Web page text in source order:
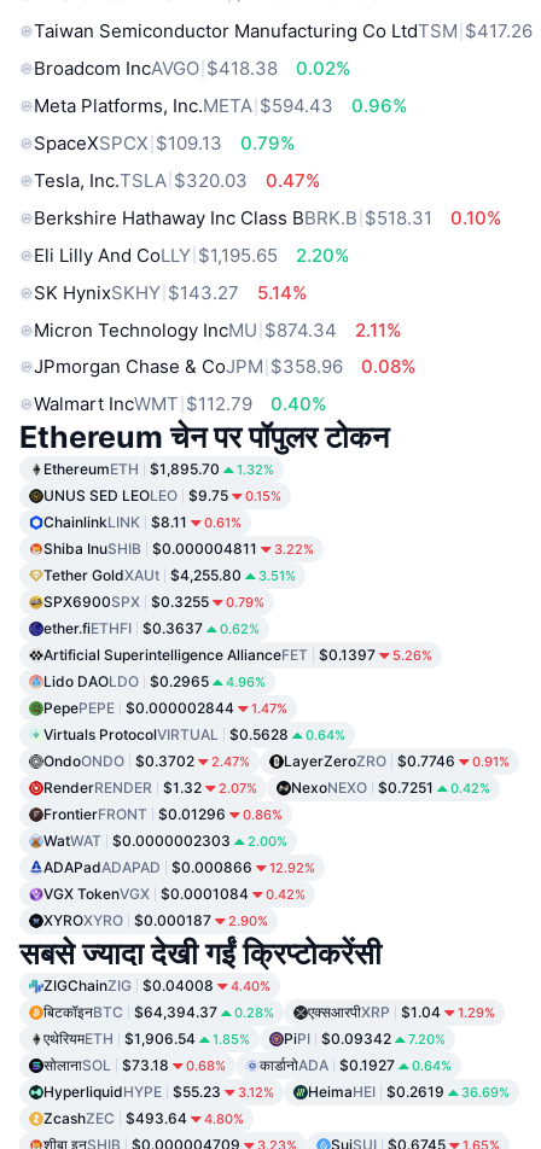
Taiwan Semiconductor Manufacturing Co LtdTSM $417.26
Broadcom IncAVGO $418.38
0.02%
Meta Platforms, Inc.META $594.43
0.96%
SpaceXSPCX $109.13
0.79%
Tesla, Inc.TSLA $320.03
0.47%
Berkshire Hathaway Inc Class BBRK.B $518.31
0.10%
Eli Lilly And CoLLY $1,195.65
2.20%
SK HynixSKHY $143.27
5.14%
Micron Technology IncMU $874.34
2.11%
JPmorgan Chase & CoJPM $358.96
0.08%
Walmart IncWMT $112.79 0.40%
Ethereum चेन पर पॉपुलर टोकन
EthereumETH $1,895.70 1.32%
UNUS SED LEOLEO $9.75 0.15%
ChainlinkLINK $8.11 0.61%
Shiba InuSHIB $0.000004811 3.22%
Tether GoldXAUt $4,255.80 3.51%
SPX6900SPX $0.3255 0.79%
ether.fiETHFI $0.3637 0.62%
Artificial Superintelligence AllianceFET $0.1397 5.26%
Lido DAOLDO $0.2965 4.96%
PepePEPE $0.000002844 1.47%
Virtuals ProtocolVIRTUAL $0.5628 0.64%
OndoONDO $0.3702 2.47% LayerZeroZRO $0.7746 0.91%
RenderRENDER $1.32 2.07% NexoNEXO $0.7251 0.42%
FrontierFRONT $0.01296 0.86%
WatWAT $0.0000002303 2.00%
ADAPadADAPAD $0.000866 12.92%
VGX TokenVGX $0.0001084 0.42%
XYROXYRO $0.000187 2.90%
सबसे ज्यादा देखी गईं क्रिप्टोकरेंसी
ZIGChainZIG $0.04008 4.40%
बिटकॉइनBTC $64,394.37 0.28% एक्सआरपीXRP $1.04 1.29%
एथेरियमETH $1,906.54 1.85% PiPI $0.09342 7.20%
सोलानाSOL $73.18 0.68% कार्डानोADA $0.1927 0.64%
HyperliquidHYPE $55.23 3.12% HeimaHEI $0.2619 36.69%
ZcashZEC $493.64 4.80%
शीबा इनुSHIB $0.000004709 SuiSUI $0.6745